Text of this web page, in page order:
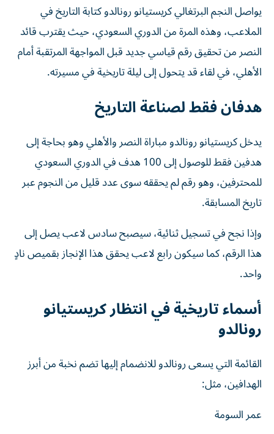
يواصل النجم البرتغالي كريستيانو رونالدو كتابة التاريخ في
الملاعب، وهذه المرة من الدوري السعودي، حيث يقترب قائد
النصر من تحقيق رقم قياسي جديد قبل المواجهة المرتقبة أمام
الأهلي، في لقاء قد يتحول إلى ليلة تاريخية في مسيرته.
هدفان فقط لصناعة التاريخ
يدخل كريستيانو رونالدو مباراة النصر والأهلي وهو بحاجة إلى
هدفين فقط للوصول إلى 100 هدف في الدوري السعودي
للمحترفين، وهو رقم لم يحققه سوى عدد قليل من النجوم عبر
تاريخ المسابقة.
وإذا نجح في تسجيل ثنائية، سيصبح سادس لاعب يصل إلى
هذا الرقم، كما سيكون رابع لاعب يحقق هذا الإنجاز بقميص نادٍ
واحد.
أسماء تاريخية في انتظار كريستيانو
رونالدو
القائمة التي يسعى رونالدو للانضمام إليها تضم نخبة من أبرز
الهدافين، مثل:
عمر السومة